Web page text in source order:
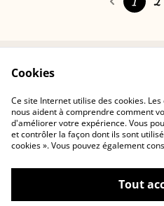
Politique de cookies
Cookies
Ce site Internet utilise des cookies.
nous aident à comprendre comment
d'améliorer votre expérience. Vous
et contrôler la façon dont ils sont
cookies ». Vous pouvez également
Tout